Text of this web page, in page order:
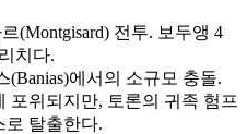
(Montgisard) 전투. 보두앵 4
치다.
(Banias)에서의 소규모 충돌.
포위되지만, 토론의 귀족 험프
로 탈출한다.